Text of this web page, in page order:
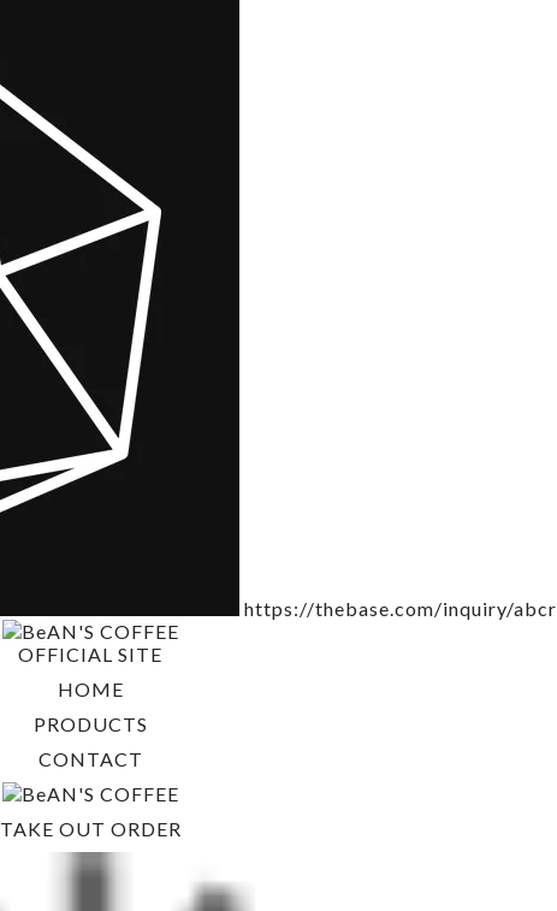
https://thebase.com/inquiry/abcr
OFFICIAL SITE
HOME
PRODUCTS
CONTACT
TAKE OUT ORDER